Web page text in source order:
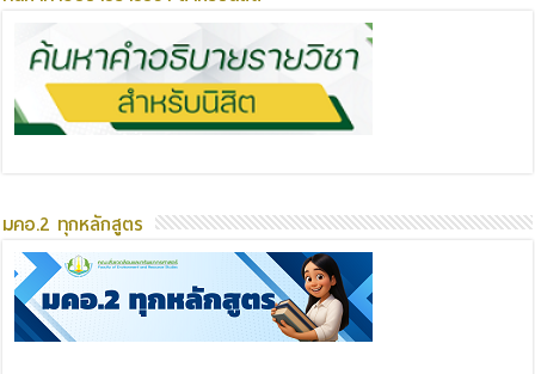
มคอ.2 ทุกหลักสูตร